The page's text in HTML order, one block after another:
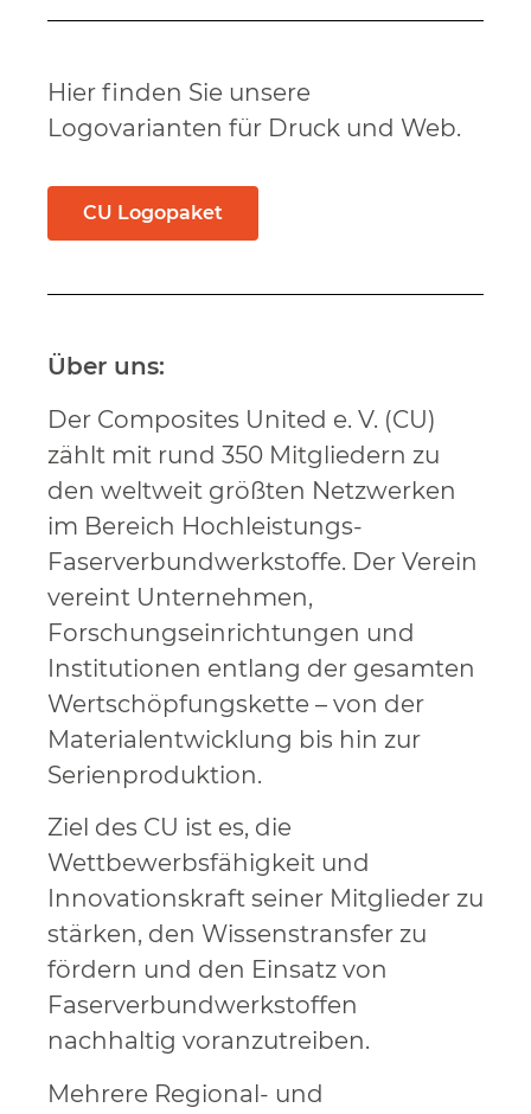
Hier finden Sie unsere
Logovarianten für Druck und Web.
CU Logopaket
Über uns:
Der Composites United e. V. (CU)
zählt mit rund 350 Mitgliedern zu
den weltweit größten Netzwerken
im Bereich Hochleistungs-
Faserverbundwerkstoffe. Der Verein
vereint Unternehmen,
Forschungseinrichtungen und
Institutionen entlang der gesamten
Wertschöpfungskette – von der
Materialentwicklung bis hin zur
Serienproduktion.
Ziel des CU ist es, die
Wettbewerbsfähigkeit und
Innovationskraft seiner Mitglieder zu
stärken, den Wissenstransfer zu
fördern und den Einsatz von
Faserverbundwerkstoffen
nachhaltig voranzutreiben.
Mehrere Regional- und